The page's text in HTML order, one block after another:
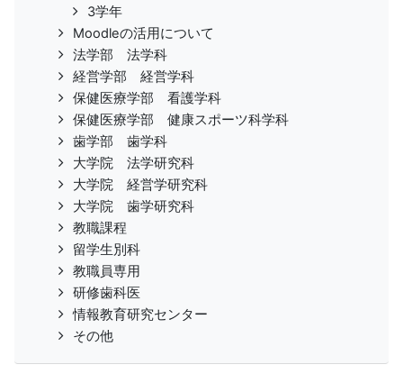
3学年
Moodleの活用について
法学部 法学科
経営学部 経営学科
保健医療学部 看護学科
保健医療学部 健康スポーツ科学科
歯学部 歯学科
大学院 法学研究科
大学院 経営学研究科
大学院 歯学研究科
教職課程
留学生別科
教職員専用
研修歯科医
情報教育研究センター
その他